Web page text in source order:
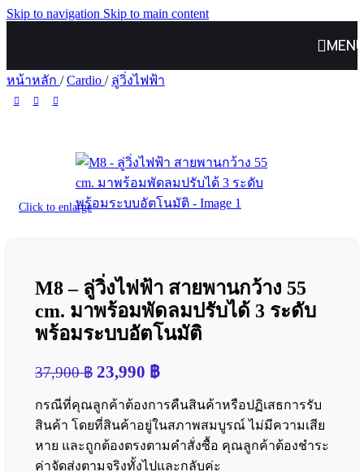
Skip to navigation Skip to main content
หน้าหลัก / Cardio / ลู่วิ่งไฟฟ้า
Click to enlarge
M8 – ลู่วิ่งไฟฟ้า สายพานกว้าง 55
cm. มาพร้อมพัดลมปรับได้ 3 ระดับ
พร้อมระบบอัตโนมัติ
37,900฿ 23,990 ฿
กรณีที่คุณลูกค้าต้องการคืนสินค้าหรือปฏิเสธการรับ
สินค้า โดยที่สินค้าอยู่ในสภาพสมบูรณ์ ไม่มีความเสีย
หาย และถูกต้องตรงตามคำสั่งซื้อ คุณลูกค้าต้องชำระ
ค่าจัดส่งตามจริงทั้งไปและกลับค่ะ